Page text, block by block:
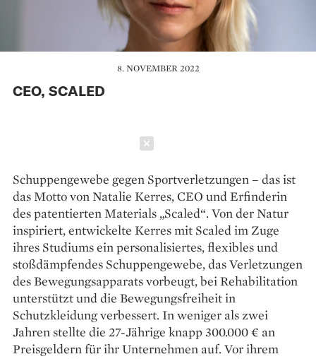
8. NOVEMBER 2022
CEO, SCALED
Schuppengewebe gegen Sportverletzungen – das ist
das Motto von Natalie Kerres, CEO und Erfinderin
des patentierten Materials „Scaled“. Von der Natur
inspiriert, entwickelte Kerres mit Scaled im Zuge
ihres Studiums ein personalisiertes, flexibles und
stoßdämpfendes Schuppengewebe, das Verletzungen
des Bewegungsapparats vorbeugt, bei Rehabilitation
unterstützt und die Bewegungsfreiheit in
Schutzkleidung verbessert. In weniger als zwei
Jahren stellte die 27-Jährige knapp 300.000 € an
Preisgeldern für ihr Unternehmen auf. Vor ihrem